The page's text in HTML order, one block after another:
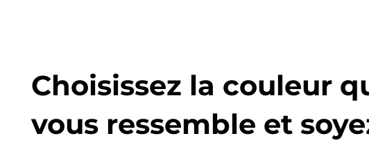
Choisissez la couleur
vous ressemble et